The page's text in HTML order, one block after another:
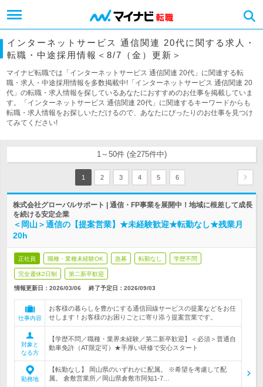
インターネットサービス 通信関連 20代に関する求人・
転職・中途採用情報＜8/7（金）更新＞
マイナビ転職では「インターネットサービス 通信関連 20代」に関連する転
職・求人・中途採用情報を多数掲載中!「インターネットサービス 通信関連 20
代」の転職・求人情報を探しているあなたにおすすめのお仕事を掲載していま
す。「インターネットサービス 通信関連 20代」に関連するキーワードからも
転職・求人情報をお探しいただけるので、あなたにぴったりのお仕事を見つけ
てみてください!
1～50件 (全275件中)
1 2 3 4 5 6
株式会社グローバルサポート | 通信・FP事業を展開中！地域に根差して成長
を続ける安定企業
＜岡山＞通信の【提案営業】★未経験歓迎★転勤なし★残業月
20h
正社員 職種・業種未経験OK 急募 転勤なし 学歴不問
完全週休2日制 第二新卒歓迎
情報更新日：2026/03/06 終了予定日： 2026/09/03
仕事内容
お客様の暮らしを豊かにする通信回線サービスの提案などをお任
せします！お客様のお困りごとに寄り添う提案営業です。
対象と
なる方
【学歴不問／職種・業界未経験／第二新卒歓迎】＜必須＞普通自
動車免許（AT限定可）★手厚い研修で安心スタート
勤務地
【転勤なし】 岡山県のいずれかに配属。 ※希望を考慮して配
属。 倉敷営業所／岡山県倉敷市阿知1-7…